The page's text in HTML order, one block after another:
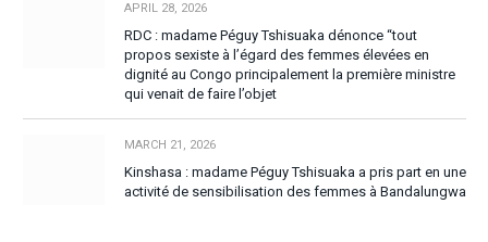
APRIL 28, 2026
RDC : madame Péguy Tshisuaka dénonce “tout
propos sexiste à l’égard des femmes élevées en
dignité au Congo principalement la première ministre
qui venait de faire l’objet
MARCH 21, 2026
Kinshasa : madame Péguy Tshisuaka a pris part en une
activité de sensibilisation des femmes à Bandalungwa